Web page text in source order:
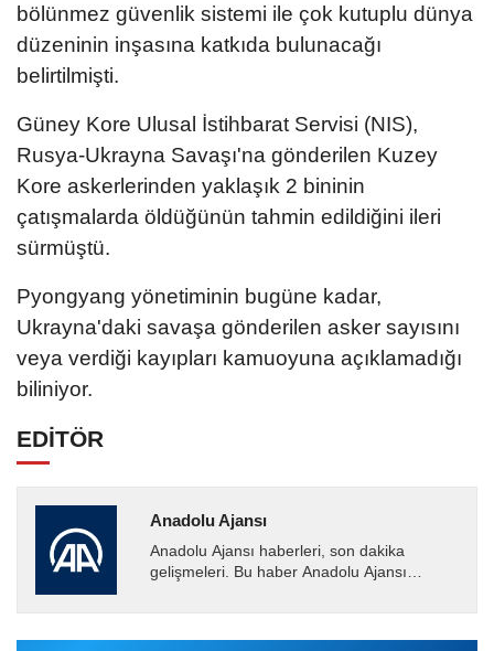
bölünmez güvenlik sistemi ile çok kutuplu dünya
düzeninin inşasına katkıda bulunacağı
belirtilmişti.
Güney Kore Ulusal İstihbarat Servisi (NIS),
Rusya-Ukrayna Savaşı'na gönderilen Kuzey
Kore askerlerinden yaklaşık 2 bininin
çatışmalarda öldüğünün tahmin edildiğini ileri
sürmüştü.
Pyongyang yönetiminin bugüne kadar,
Ukrayna'daki savaşa gönderilen asker sayısını
veya verdiği kayıpları kamuoyuna açıklamadığı
biliniyor.
EDİTÖR
Anadolu Ajansı
Anadolu Ajansı haberleri, son dakika
gelişmeleri. Bu haber Anadolu Ajansı
tarafından geçilen tüm...